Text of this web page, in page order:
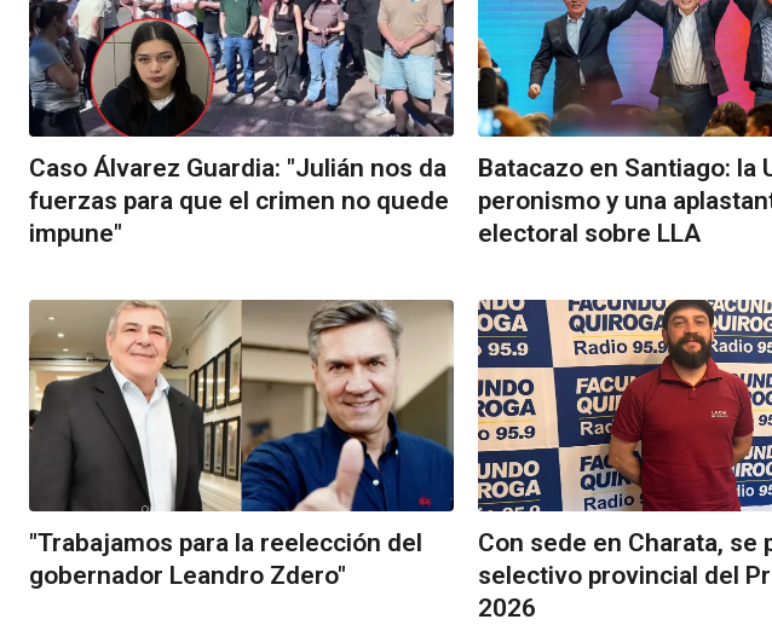
Caso Álvarez Guardia: "Julián nos da
fuerzas para que el crimen no quede
impune"
Batacazo en Santiago: la
peronismo y una
electoral sobre LLA
"Trabajamos para la reelección del
gobernador Leandro Zdero"
Con sede en Charata, se
selectivo provincial del
2026